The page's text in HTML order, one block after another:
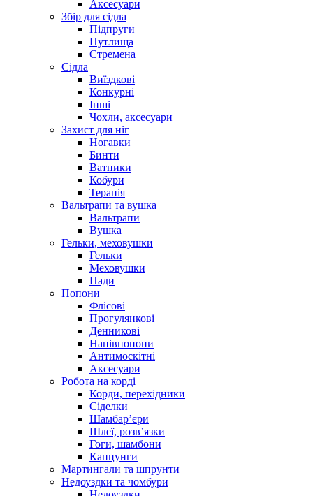
Аксесуари
Збір для сідла
Підпруги
Путлища
Стремена
Сідла
Виїздкові
Конкурні
Інші
Чохли, аксесуари
Захист для ніг
Ногавки
Бинти
Ватники
Кобури
Терапія
Вальтрапи та вушка
Вальтрапи
Вушка
Гельки, меховушки
Гельки
Меховушки
Пади
Попони
Флісові
Прогулянкові
Денникові
Напівпопони
Антимоскітні
Аксесуари
Робота на корді
Корди, перехідники
Сіделки
Шамбар’єри
Шлеї, розв’язки
Гоги, шамбони
Капцунги
Мартингали та шпрунти
Недоуздки та чомбури